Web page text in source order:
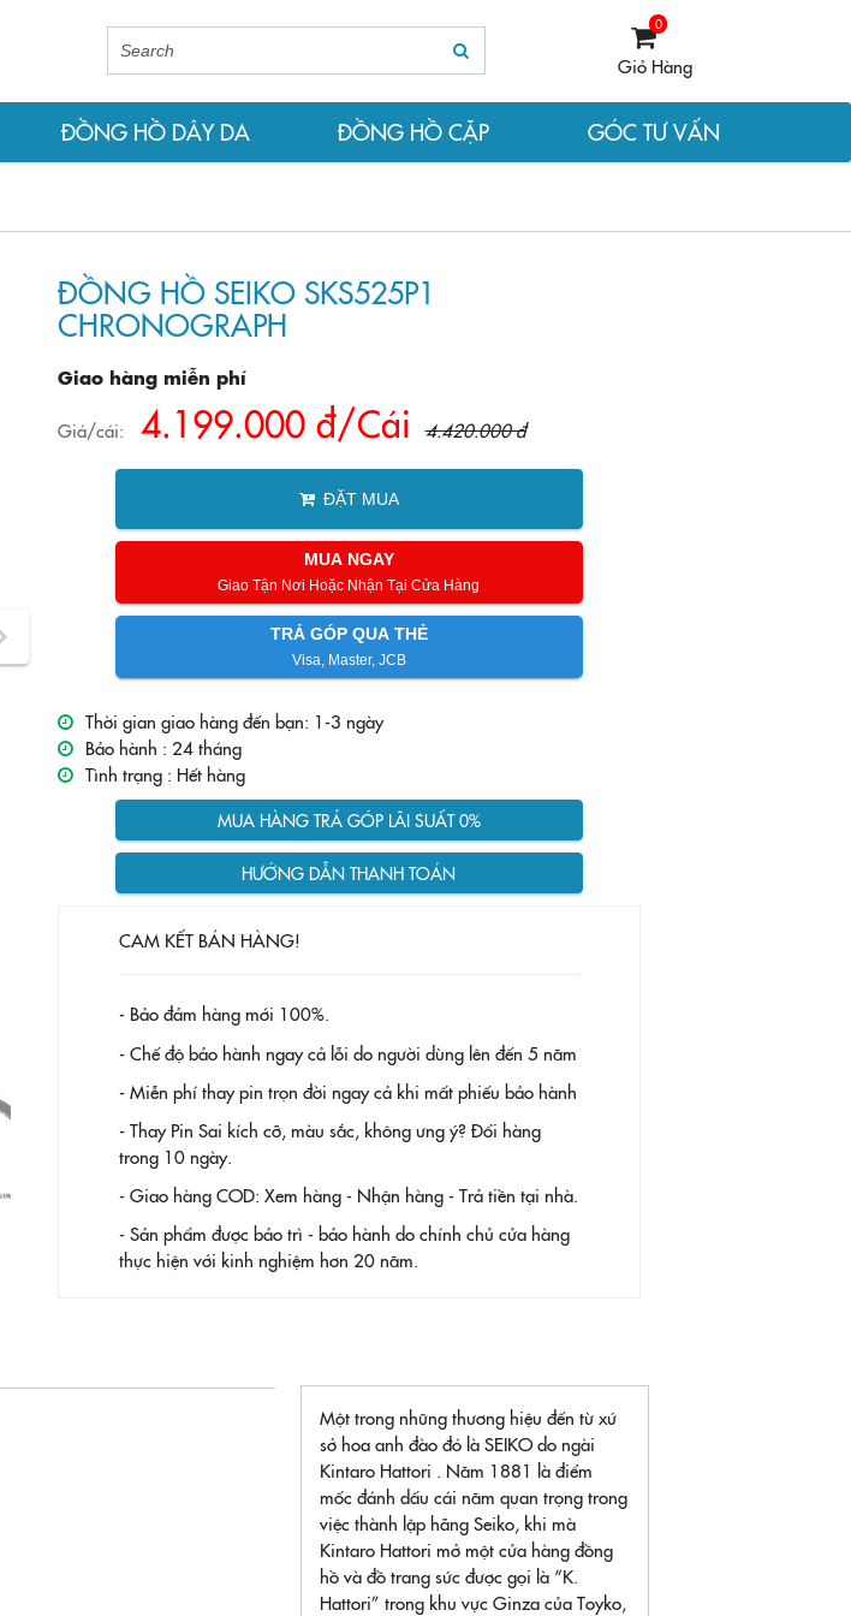
0
Giỏ Hàng
ĐỒNG HỒ DÂY DA ĐỒNG HỒ CẶP GÓC TƯ VẤN
ĐỒNG HỒ SEIKO SKS525P1
CHRONOGRAPH
Giao hàng miễn phí
Giá/cái: 4.199.000 đ/Cái 4.420.000 đ
ĐẶT MUA
MUA NGAY
Giao Tận Nơi Hoặc Nhận Tại Cửa Hàng
TRẢ GÓP QUA THẺ
Visa, Master, JCB
Thời gian giao hàng đến bạn: 1-3 ngày
Bảo hành : 24 tháng
Tình trạng : Hết hàng
MUA HÀNG TRẢ GÓP LÃI SUẤT 0%
HƯỚNG DẪN THANH TOÁN
CAM KẾT BÁN HÀNG!
- Bảo đảm hàng mới 100%.
- Chế độ bảo hành ngay cả lỗi do người dùng lên đến 5 năm
- Miễn phí thay pin trọn đời ngay cả khi mất phiếu bảo hành
- Thay Pin Sai kích cỡ, màu sắc, không ưng ý? Đổi hàng
trong 10 ngày.
- Giao hàng COD: Xem hàng - Nhận hàng - Trả tiền tại nhà.
- Sản phẩm được bảo trì - bảo hành do chính chủ cửa hàng
thực hiện với kinh nghiệm hơn 20 năm.
Một trong những thương hiệu đến từ xứ
sở hoa anh đào đó là SEIKO do ngài
Kintaro Hattori . Năm 1881 là điểm
mốc đánh dấu cái năm quan trọng trong
việc thành lập hãng Seiko, khi mà
Kintaro Hattori mở một cửa hàng đồng
hồ và đồ trang sức được gọi là “K.
Hattori” trong khu vực Ginza của Toyko,